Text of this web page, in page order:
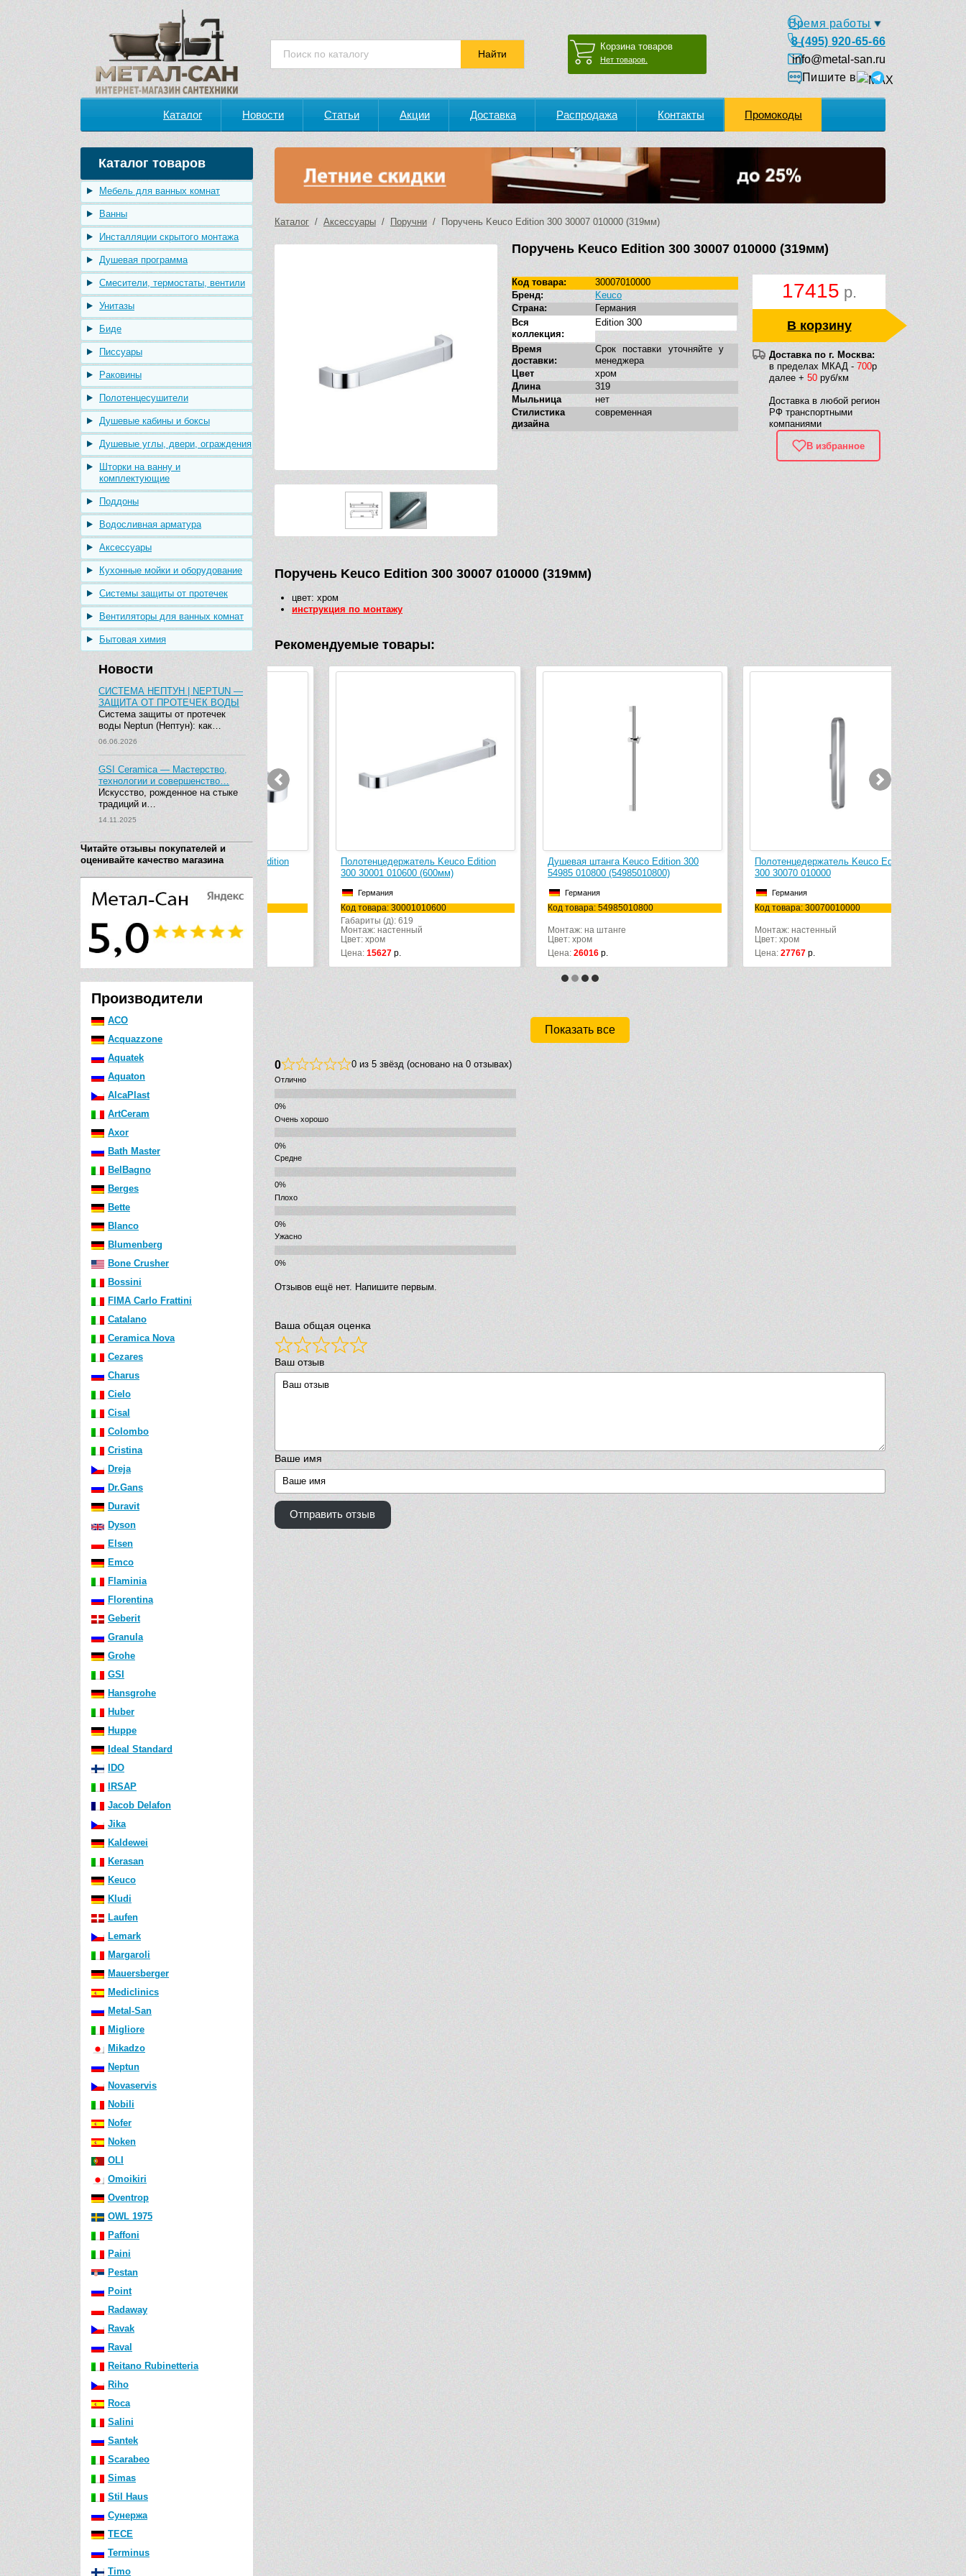
Корзина товаров
Нет товаров.
Время работы
8 (495) 920-65-66
info@metal-san.ru
Пишите в
Каталог Новости Статьи Акции Доставка Распродажа Контакты Промокоды
Каталог товаров
Мебель для ванных комнат
Ванны
Инсталляции скрытого монтажа
Душевая программа
Смесители, термостаты, вентили
Унитазы
Биде
Писсуары
Раковины
Полотенцесушители
Душевые кабины и боксы
Душевые углы, двери, ограждения
Шторки на ванну и
комплектующие
Поддоны
Водосливная арматура
Аксессуары
Кухонные мойки и оборудование
Системы защиты от протечек
Вентиляторы для ванных комнат
Бытовая химия
Новости
СИСТЕМА НЕПТУН | NEPTUN —
ЗАЩИТА ОТ ПРОТЕЧЕК ВОДЫ
Система защиты от протечек
воды Neptun (Нептун): как…
06.06.2026
GSI Ceramica — Мастерство,
технологии и совершенство…
Искусство, рожденное на стыке
традиций и…
14.11.2025
Читайте отзывы покупателей и
оценивайте качество магазина
Производители
ACO
Acquazzone
Aquatek
Aquaton
AlcaPlast
ArtCeram
Axor
Bath Master
BelBagno
Berges
Bette
Blanco
Blumenberg
Bone Crusher
Bossini
FIMA Carlo Frattini
Catalano
Ceramica Nova
Cezares
Charus
Cielo
Cisal
Colombo
Cristina
Dreja
Dr.Gans
Duravit
Dyson
Elsen
Emco
Flaminia
Florentina
Geberit
Granula
Grohe
GSI
Hansgrohe
Huber
Huppe
Ideal Standard
IDO
IRSAP
Jacob Delafon
Jika
Kaldewei
Kerasan
Keuco
Kludi
Laufen
Lemark
Margaroli
Mauersberger
Mediclinics
Metal-San
Migliore
Mikadzo
Neptun
Novaservis
Nobili
Nofer
Noken
OLI
Omoikiri
Oventrop
OWL 1975
Paffoni
Paini
Pestan
Point
Radaway
Ravak
Raval
Reitano Rubinetteria
Riho
Roca
Salini
Santek
Scarabeo
Simas
Stil Haus
Сунержа
TECE
Terminus
Timo
Каталог / Аксессуары / Поручни / Поручень Keuco Edition 300 30007 010000 (319мм)
Поручень Keuco Edition 300 30007 010000 (319мм)
17415 р.
В корзину
Доставка по г. Москва:
в пределах МКАД - 700р
далее + 50 руб/км
Доставка в любой регион
РФ транспортными
компаниями
В избранное
Код товара:
30007010000
Бренд:
Keuco
Страна:
Германия
Вся
коллекция:
Edition 300
Время
доставки:
Срок поставки уточняйте у
менеджера
Цвет
хром
Длина
319
Мыльница
нет
Стилистика
дизайна
современная
Поручень Keuco Edition 300 30007 010000 (319мм)
цвет: хром
инструкция по монтажу
Рекомендуемые товары:
Полотенцедержатель Keuco Edition
Германия
Код товара: 30018010000
Габариты (д): 465
Монтаж: настенный
Цвет: хром
Цена:23018р.
Полотенцедержатель Keuco Edition
300 30001 010600 (600мм)
Код товара: 30001010600
Габариты (д): 619
Монтаж: настенный
р.
Душевая штанга Keuco Edition 300
54985 010800 (54985010800)
Код товара: 54985010800
Монтаж: на штанге
р.
Полотенцедержатель Keuco Edition
300 30070 010000
Код товара: 30070010000
Монтаж: настенный
р.
Код товара:
Монтаж:
Показать все
0 0 из 5 звёзд (основано на 0 отзывах)
Отлично
Очень хорошо
Средне
Плохо
Ужасно
Отзывов ещё нет. Напишите первым.
Ваша общая оценка
Ваш отзыв
Ваше имя
Отправить отзыв